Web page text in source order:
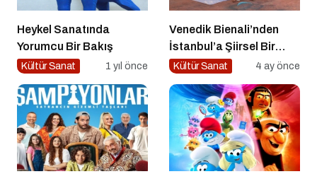
Heykel Sanatında
Yorumcu Bir Bakış
Kültür Sanat 1 yıl önce
Venedik Bienali’nden
İstanbul’a Şiirsel Bir
Geçiş
Kültür Sanat 4 ay önce